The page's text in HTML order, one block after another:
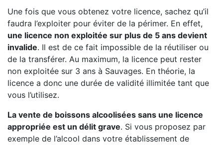
Une fois que vous obtenez votre licence, sachez qu’il
faudra l’exploiter pour éviter de la périmer. En effet,
une licence non exploitée sur plus de 5 ans devient
invalide. Il est de ce fait impossible de la réutiliser ou
de la transférer. Au maximum, la licence peut rester
non exploitée sur 3 ans à Sauvages. En théorie, la
licence a donc une durée de validité illimitée tant que
vous l’utilisez.
La vente de boissons alcoolisées sans une licence
appropriée est un délit grave. Si vous proposez par
exemple de l’alcool dans votre établissement de